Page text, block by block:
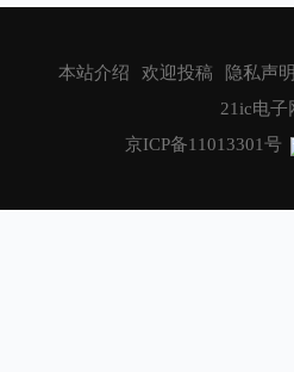
本站介绍 欢迎投稿
隐私声
21ic电子
京ICP备11013301号